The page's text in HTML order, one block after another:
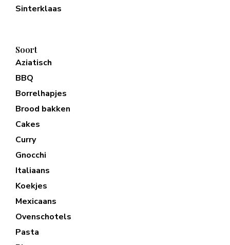
Sinterklaas
Soort
Aziatisch
BBQ
Borrelhapjes
Brood bakken
Cakes
Curry
Gnocchi
Italiaans
Koekjes
Mexicaans
Ovenschotels
Pasta